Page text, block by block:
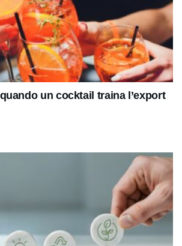
un cocktail traina l’export